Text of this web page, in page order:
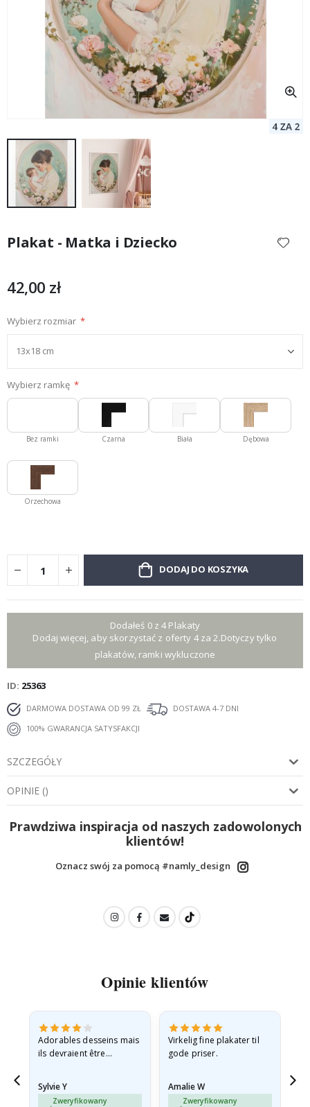
początek
Plakat - Matka i Dziecko
42,00 zł
Wybierz rozmiar
Wybierz ramkę
Bez ramki Czarna Biała Dębowa
Orzechowa
DODAJ DO KOSZYKA
Dodałeś 0 z 4 Plakaty
Dodaj więcej, aby skorzystać z oferty 4 za 2.Dotyczy tylko
plakatów, ramki wykluczone
ID 25363
DARMOWA DOSTAWA OD 99 ZŁ
DOSTAWA 4-7 DNI
100% GWARANCJA SATYSFAKCJI
SZCZEGÓŁY
OPINIE ()
Prawdziwa inspiracja od naszych zadowolonych
klientów!
Oznacz swój za pomocą #namly_design
Opinie klientów
Adorables desseins mais
ils devraient être
enveloppe rigide car ils
sont arrivés roulés et un…
Sylvie Y
Zweryfikowany
Virkelig fine plakater til
gode priser.
Amalie W
Zweryfikowany